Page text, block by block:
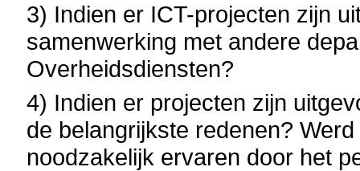
3) Indien er ICT-projecten zijn
samenwerking met andere
Overheidsdiensten?
4) Indien er projecten zijn
de belangrijkste redenen?
noodzakelijk ervaren door het